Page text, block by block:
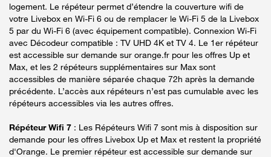
logement. Le répéteur permet d’étendre la couverture wifi de
votre Livebox en Wi-Fi 6 ou de remplacer le Wi-Fi 5 de la Livebox
5 par du Wi-Fi 6 (avec équipement compatible). Connexion Wi-Fi
avec Décodeur compatible : TV UHD 4K et TV 4. Le 1er répéteur
est accessible sur demande sur orange.fr pour les offres Up et
Max, et les 2 répéteurs supplémentaires sur Max sont
accessibles de manière séparée chaque 72h après la demande
précédente. L’accès aux répéteurs n’est pas cumulable avec les
répéteurs accessibles via les autres offres.
Répéteur Wifi 7 : Les Répéteurs Wifi 7 sont mis à disposition sur
demande pour les offres Livebox Up et Max et restent la propriété
d'Orange. Le premier répéteur est accessible sur demande sur